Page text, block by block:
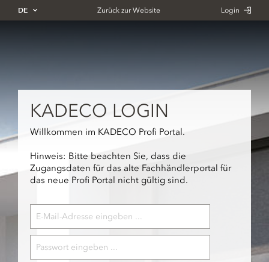
DE Zurück zur Website Login
KADECO LOGIN
Willkommen im KADECO Profi Portal.
Hinweis: Bitte beachten Sie, dass die
Zugangsdaten für das alte Fachhändlerportal für
das neue Profi Portal nicht gültig sind.